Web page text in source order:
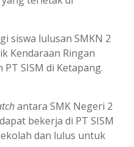
siswa lulusan SMKN 2
Kendaraan Ringan
SISM di Ketapang.
antara SMK Negeri 2
bekerja di PT SISM
dan lulus untuk